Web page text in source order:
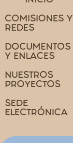
COMISIONES Y
REDES
DOCUMENTOS
Y ENLACES
NUESTROS
PROYECTOS
SEDE
ELECTRÓNICA